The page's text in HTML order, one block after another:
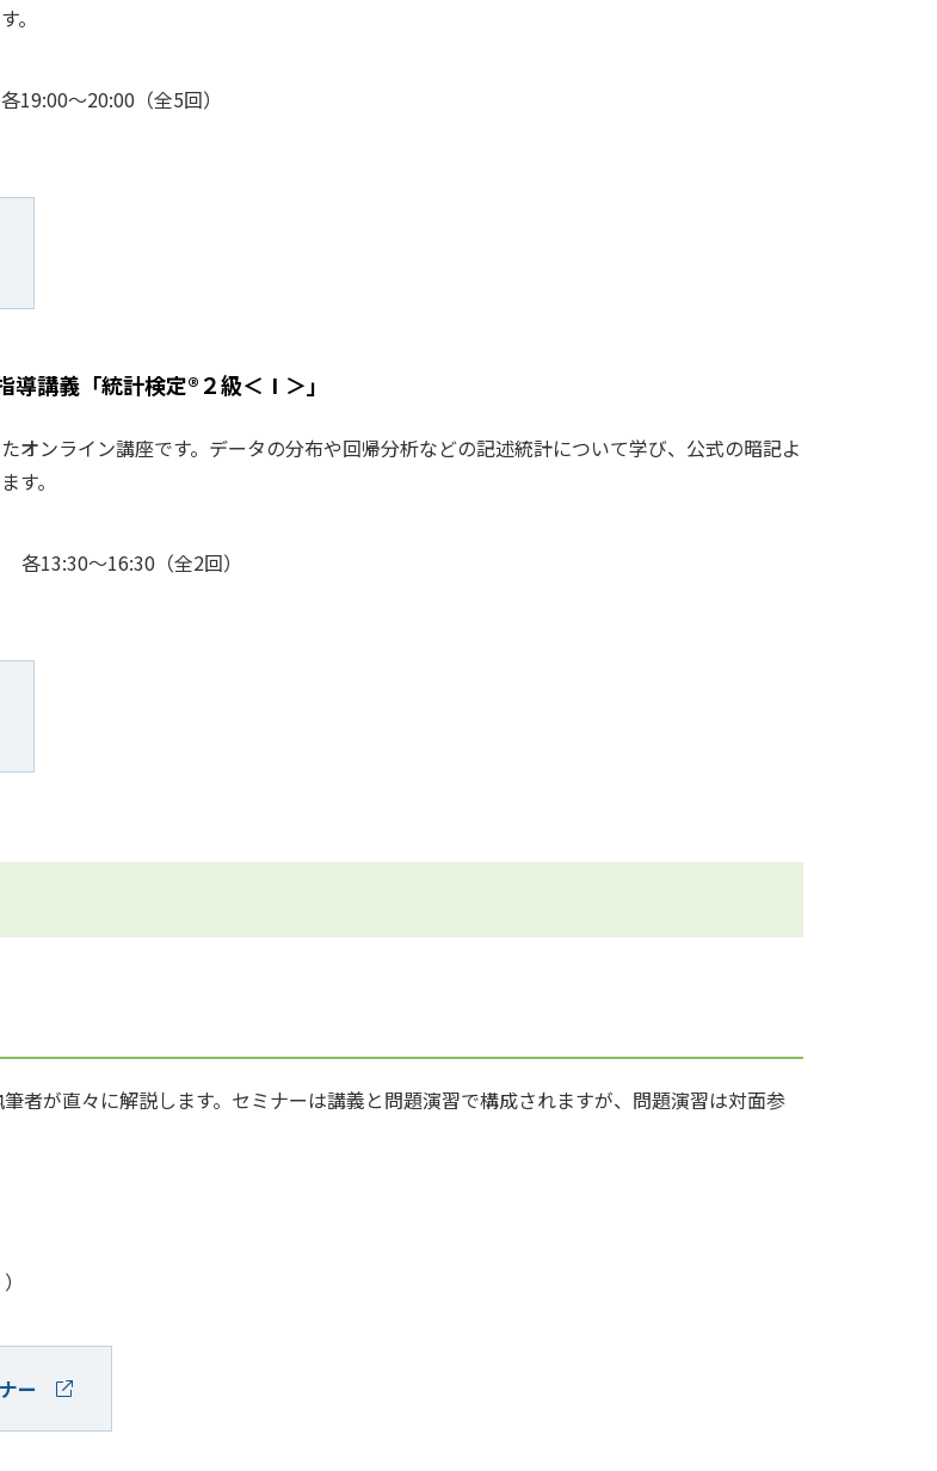
。
～20:00（全5回）
導講義「統計検定®２級＜Ⅰ＞」
オンライン講座です。データの分布や回帰分析などの記述統計について学び、公式の暗記よ
す。
13:30～16:30（全2回）
者が直々に解説します。セミナーは講義と問題演習で構成されますが、問題演習は対面参
ー